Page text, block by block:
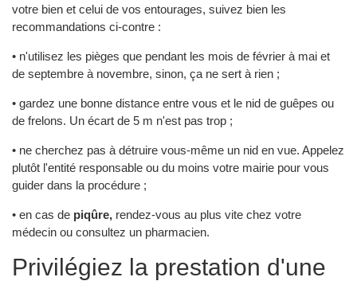
votre bien et celui de vos entourages, suivez bien les
recommandations ci-contre :
• n'utilisez les pièges que pendant les mois de février à mai et
de septembre à novembre, sinon, ça ne sert à rien ;
• gardez une bonne distance entre vous et le nid de guêpes ou
de frelons. Un écart de 5 m n'est pas trop ;
• ne cherchez pas à détruire vous-même un nid en vue. Appelez
plutôt l'entité responsable ou du moins votre mairie pour vous
guider dans la procédure ;
• en cas de piqûre, rendez-vous au plus vite chez votre
médecin ou consultez un pharmacien.
Privilégiez la prestation d'une